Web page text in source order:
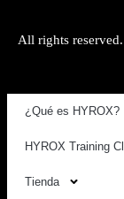
All rights
¿Qué es HYROX?
HYROX Training
Tienda